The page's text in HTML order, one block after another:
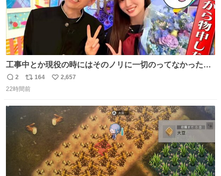
工事中とか現役の時にはそのノリに一切のってなかった1
番の「設楽の女」が卒業して頭角を現しはじめてて大好き
返
信
2
リ
ポ
数
164
い
数
2,657
22時間前